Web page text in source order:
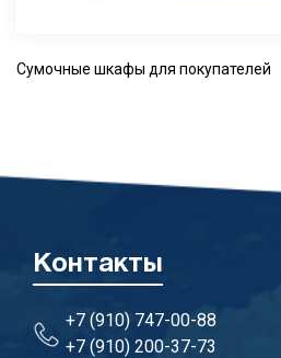
Сумочные шкафы для покупателей
Контакты
+7 (910) 747-00-88
+7 (910) 200-37-73